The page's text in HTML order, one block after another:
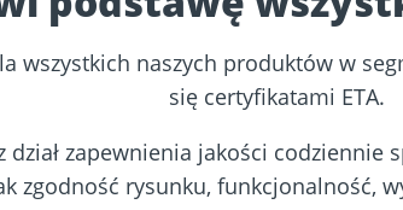
wszystkich naszych produktów w
się certyfikatami ETA.
dział zapewnienia jakości
zgodność rysunku, funkcjonalność,